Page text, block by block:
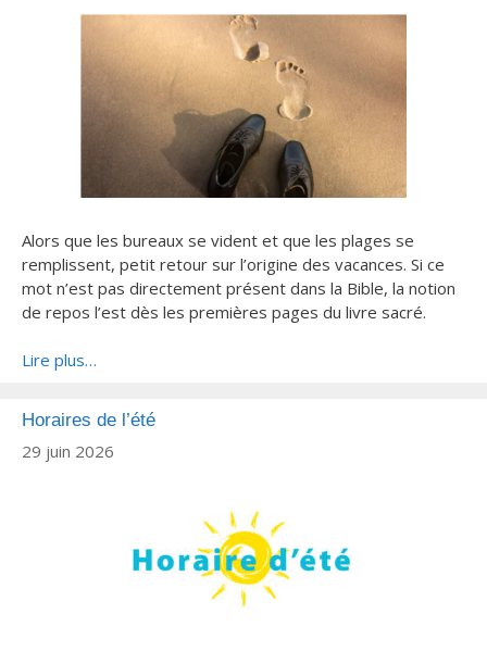
Alors que les bureaux se vident et que les plages se
remplissent, petit retour sur l’origine des vacances. Si ce
mot n’est pas directement présent dans la Bible, la notion
de repos l’est dès les premières pages du livre sacré.
Lire plus…
Horaires de l’été
29 juin 2026